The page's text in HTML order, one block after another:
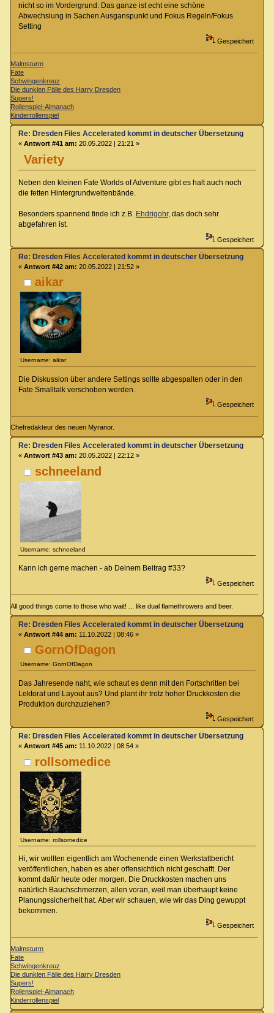
nicht so im Vordergrund. Das ganze ist echt eine schöne
Abwechslung in Sachen Ausganspunkt und Fokus Regeln/Fokus
Setting
Gespeichert
Malmsturm
Fate
Schwingenkreuz
Die dunklen Fälle des Harry Dresden
Supers!
Rollenspiel-Almanach
Kinderrollenspiel
Variety
Re: Dresden Files Accelerated kommt in deutscher Übersetzung
« Antwort #41 am: 20.05.2022 | 21:21 »
Neben den kleinen Fate Worlds of Adventure gibt es halt auch noch
die fetten Hintergrundweltenbände.
Besonders spannend finde ich z.B. Ehdrigohr, das doch sehr
abgefahren ist.
Gespeichert
aikar
Username: aikar
Re: Dresden Files Accelerated kommt in deutscher Übersetzung
« Antwort #42 am: 20.05.2022 | 21:52 »
Die Diskussion über andere Settings sollte abgespalten oder in den
Fate Smalltalk verschoben werden.
Gespeichert
Chefredakteur des neuen Myranor.
schneeland
Username: schneeland
Re: Dresden Files Accelerated kommt in deutscher Übersetzung
« Antwort #43 am: 20.05.2022 | 22:12 »
Kann ich gerne machen - ab Deinem Beitrag #33?
Gespeichert
All good things come to those who wait! ... like dual flamethrowers and beer.
GornOfDagon
Username: GornOfDagon
Re: Dresden Files Accelerated kommt in deutscher Übersetzung
« Antwort #44 am: 11.10.2022 | 08:46 »
Das Jahresende naht, wie schaut es denn mit den Fortschritten bei
Lektorat und Layout aus? Und plant ihr trotz hoher Druckkosten die
Produktion durchzuziehen?
Gespeichert
rollsomedice
Username: rollsomedice
Re: Dresden Files Accelerated kommt in deutscher Übersetzung
« Antwort #45 am: 11.10.2022 | 08:54 »
Hi, wir wollten eigentlich am Wochenende einen Werkstattbericht
veröffentlichen, haben es aber offensichtlich nicht geschafft. Der
kommt dafür heute oder morgen. Die Druckkosten machen uns
natürlich Bauchschmerzen, allen voran, weil man überhaupt keine
Planungssicherheit hat. Aber wir schauen, wie wir das Ding gewuppt
bekommen.
Gespeichert
Malmsturm
Fate
Schwingenkreuz
Die dunklen Fälle des Harry Dresden
Supers!
Rollenspiel-Almanach
Kinderrollenspiel